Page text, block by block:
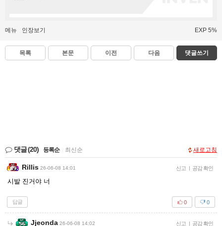
메뉴 인장보기 EXP 5%
목록 본문 이전 다음 댓글쓰기
댓글(20) 등록순 최신순 새로고침
Rillis 26-06-08 14:01 신고 | 공감 확인
시발 진거야 너
답글 0
0
Jjeonda 26-06-08 14:02 신고 | 공감 확인